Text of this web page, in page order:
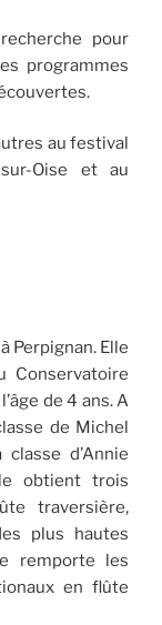
pour
programmes
au festival
Oise et au
Perpignan. Elle
Conservatoire
de 4 ans. A
de Michel
d’Annie
obtient trois
traversière,
plus hautes
remporte les
en flûte